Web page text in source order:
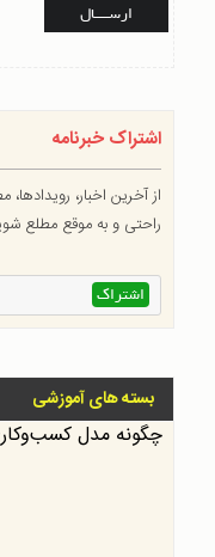
اشتراک خبرنامه
از آخرین اخبار،
راحتی و به موقع مطلع
بسته های آموزشی